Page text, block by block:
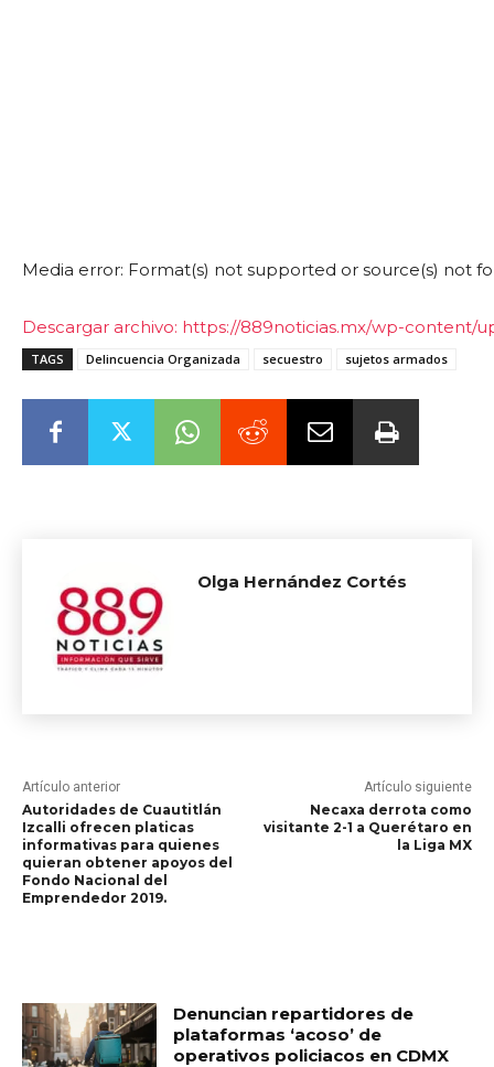
Media error: Format(s) not supported or source(s) not
Descargar archivo: https://889noticias.mx/wp-content/
TAGS Delincuencia Organizada secuestro sujetos armados
Olga Hernández Cortés
Artículo anterior
Autoridades de Cuautitlán
Izcalli ofrecen platicas
informativas para quienes
quieran obtener apoyos del
Fondo Nacional del
Emprendedor 2019.
Artículo siguiente
Necaxa derrota como
visitante 2-1 a Querétaro en
la Liga MX
Denuncian repartidores de
plataformas ‘acoso’ de
operativos policiacos en CDMX